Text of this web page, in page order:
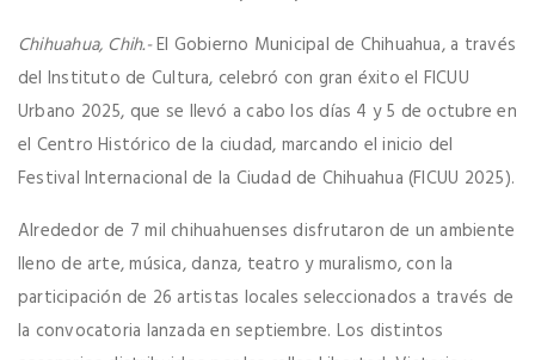
Chihuahua, Chih.-El Gobierno Municipal de Chihuahua, a través
del Instituto de Cultura, celebró con gran éxito el FICUU
Urbano 2025, que se llevó a cabo los días 4 y 5 de octubre en
el Centro Histórico de la ciudad, marcando el inicio del
Festival Internacional de la Ciudad de Chihuahua (FICUU 2025).
Alrededor de 7 mil chihuahuenses disfrutaron de un ambiente
lleno de arte, música, danza, teatro y muralismo, con la
participación de 26 artistas locales seleccionados a través de
la convocatoria lanzada en septiembre. Los distintos